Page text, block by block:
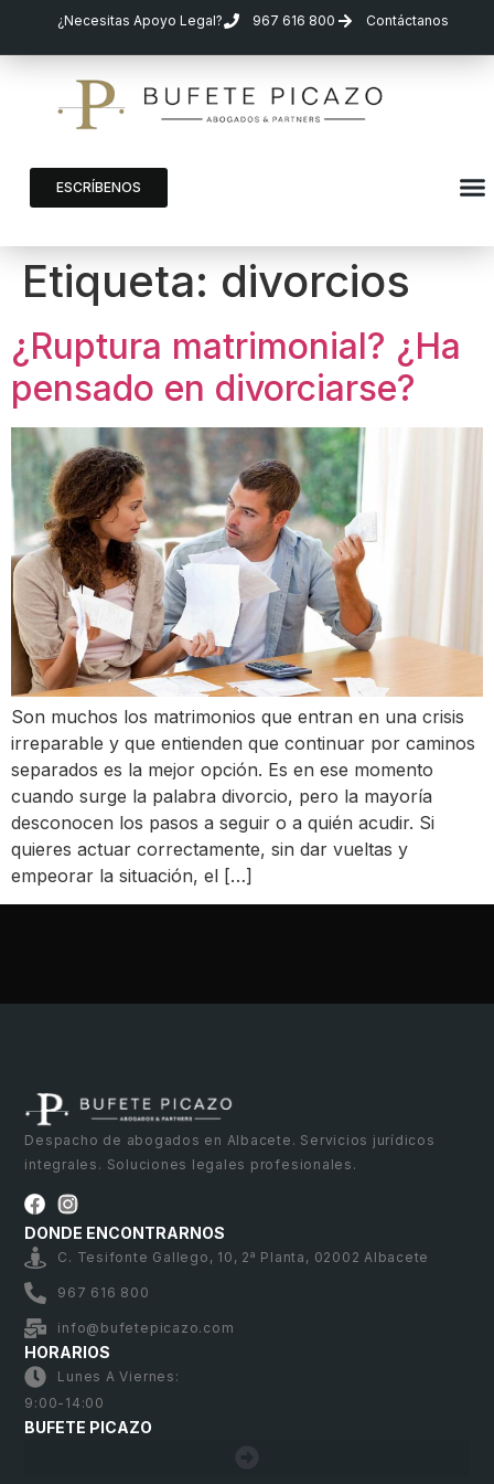
¿Necesitas Apoyo Legal? 967 616 800 Contáctanos
ESCRÍBENOS
Etiqueta: divorcios
¿Ruptura matrimonial? ¿Ha
pensado en divorciarse?
Son muchos los matrimonios que entran en una crisis
irreparable y que entienden que continuar por caminos
separados es la mejor opción. Es en ese momento
cuando surge la palabra divorcio, pero la mayoría
desconocen los pasos a seguir o a quién acudir. Si
quieres actuar correctamente, sin dar vueltas y
empeorar la situación, el […]
Despacho de abogados en Albacete. Servicios jurídicos
integrales. Soluciones legales profesionales.
DONDE ENCONTRARNOS
C. Tesifonte Gallego, 10, 2ª Planta, 02002 Albacete
967 616 800
info@bufetepicazo.com
HORARIOS
Lunes A Viernes:
9:00-14:00
BUFETE PICAZO